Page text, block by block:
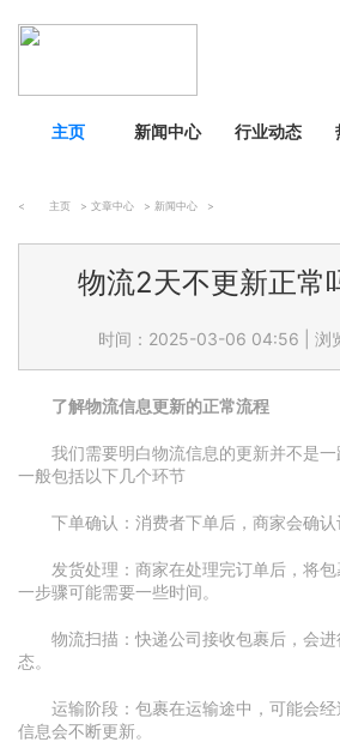
主页 新闻中心 行业动态
< 主页 > 文章中心 > 新闻中心 >
物流2天不更新正常
时间：2025-03-06 04:56 浏
了解物流信息更新的正常流程
我们需要明白物流信息的更新并不是
一般包括以下几个环节
下单确认：消费者下单后，商家会确认
发货处理：商家在处理完订单后，将
一步骤可能需要一些时间。
物流扫描：快递公司接收包裹后，会
态。
运输阶段：包裹在运输途中，可能会
信息会不断更新。